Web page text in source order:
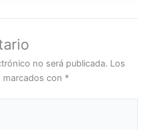
no será publicada. Los
con *